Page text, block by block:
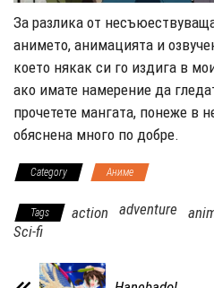
За разлика от
анимето, анимацията и
което някак си го издига в
ако имате намерение да
прочетете мангата, понеже в
обяснена много по добре.
Category Аниме
Tags action adventure
Sci-fi